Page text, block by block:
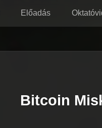
Előadás
Bitcoin